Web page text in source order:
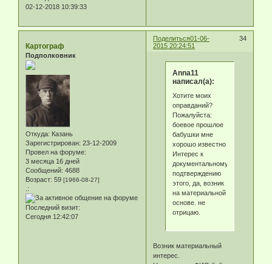
02-12-2018 10:39:33
Поделиться 34
01-06-
2015 20:24:51
Картограф
Подполковник
Откуда: Казань
Зарегистрирован: 23-12-2009
Провел на форуме:
3 месяца 16 дней
Сообщений: 4688
Возраст: 59 [1966-08-27]
.:
Последний визит:
Сегодня 12:42:07
Anna11
написал(а):
Хотите моих
оправданий?
Пожалуйста:
боевое прошлое
бабушки мне
хорошо известно
Интерес к
документальному
подтверждению
этого, да, возник
на материальной
основе. не
отрицаю.
Возник материальный
интерес.